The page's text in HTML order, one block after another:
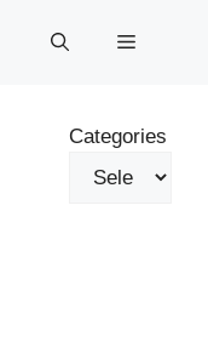
Menu
Categories